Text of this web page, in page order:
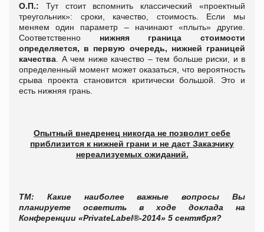
О.П.: Тут стоит вспомнить классический «проектный
треугольник»: сроки, качество, стоимость. Если мы
меняем один параметр – начинают «плыть» другие.
Соответственно нижняя граница стоимости
определяется, в первую очередь, нижней границей
качества . А чем ниже качество – тем больше риски, и в
определенный момент может оказаться, что вероятность
срыва проекта становится критически большой. Это и
есть нижняя грань.
Опытный внедренец никогда не позволит себе
приблизится к нижней грани и не даст Заказчику
нереализуемых ожиданий.
ТМ: Какие наиболее важные вопросы Вы
планируете осветить в ходе доклада на
Конференции «PrivateLabel®-2014» 5 сентября?